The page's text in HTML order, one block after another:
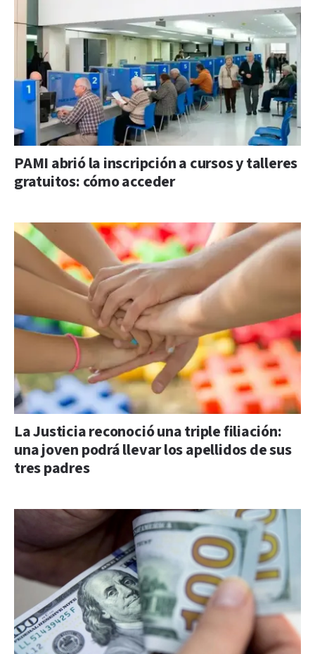
PAMI abrió la inscripción a cursos y talleres
gratuitos: cómo acceder
La Justicia reconoció una triple filiación:
una joven podrá llevar los apellidos de sus
tres padres